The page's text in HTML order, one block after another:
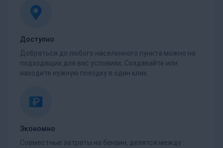
Доступно
Добраться до любого населенного пункта можно на
подходящих для вас условиях. Создавайте или
находите нужную поездку в один клик.
Экономно
Совместные затраты на бензин, делятся между